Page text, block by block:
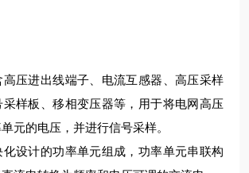
高压进出线端子、电流互感器、高压采样
采样板、移相变压器等，用于将电网高压
元的电压，并进行信号采样。
化设计的功率单元组成，功率单元串联构